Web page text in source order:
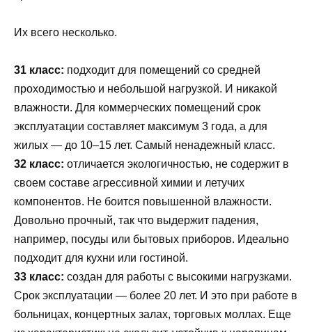
Их всего несколько.
31 класс: подходит для помещений со средней
проходимостью и небольшой нагрузкой. И никакой
влажности. Для коммерческих помещений срок
эксплуатации составляет максимум 3 года, а для
жилых — до 10–15 лет. Самый ненадежный класс.
32 класс: отличается экологичностью, не содержит в
своем составе агрессивной химии и летучих
компонентов. Не боится повышенной влажности.
Довольно прочный, так что выдержит падения,
например, посуды или бытовых приборов. Идеально
подходит для кухни или гостиной.
33 класс: создан для работы с высокими нагрузками.
Срок эксплуатации — более 20 лет. И это при работе в
больницах, концертных залах, торговых моллах. Еще